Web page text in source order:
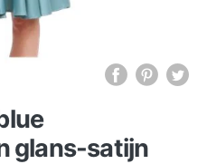
glans-satijn